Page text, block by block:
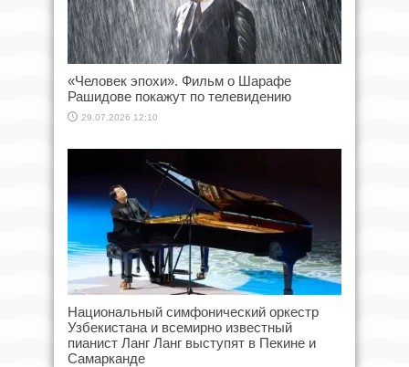
«Человек эпохи». Фильм о Шарафе
Рашидове покажут по телевидению
29.07.2026 12:10
Национальный симфонический оркестр
Узбекистана и всемирно известный
пианист Ланг Ланг выступят в Пекине и
Самарканде